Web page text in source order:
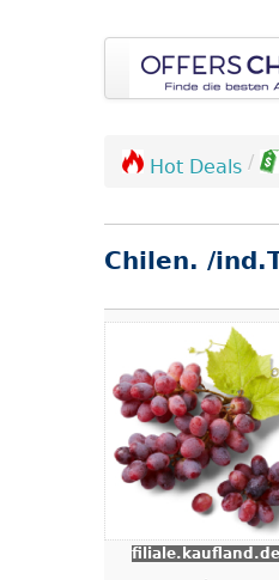
Hot Deals /
Chilen. /
filiale.kaufland.de